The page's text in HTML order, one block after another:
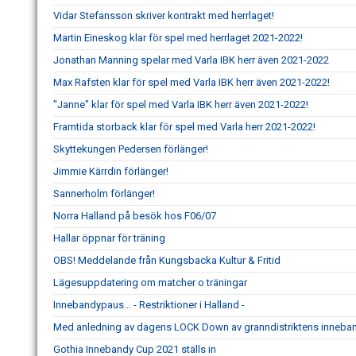
Vidar Stefansson skriver kontrakt med herrlaget!
Martin Eineskog klar för spel med herrlaget 2021-2022!
Jonathan Manning spelar med Varla IBK herr även 2021-2022
Max Rafsten klar för spel med Varla IBK herr även 2021-2022!
"Janne" klar för spel med Varla IBK herr även 2021-2022!
Framtida storback klar för spel med Varla herr 2021-2022!
Skyttekungen Pedersen förlänger!
Jimmie Kärrdin förlänger!
Sannerholm förlänger!
Norra Halland på besök hos F06/07
Hallar öppnar för träning
OBS! Meddelande från Kungsbacka Kultur & Fritid
Lägesuppdatering om matcher o träningar
Innebandypaus... - Restriktioner i Halland -
Med anledning av dagens LOCK Down av granndistriktens
Gothia Innebandy Cup 2021 ställs in